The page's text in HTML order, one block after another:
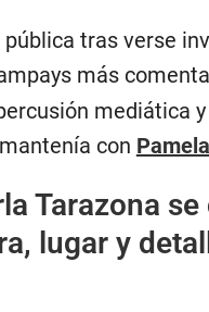
tras verse
más
mediática
con
Tarazona se
lugar y